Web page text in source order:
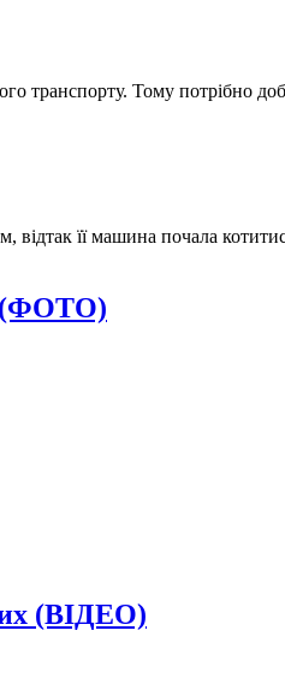
Тому потрібно
відтак її машина почала
(ФОТО)
(ВІДЕО)